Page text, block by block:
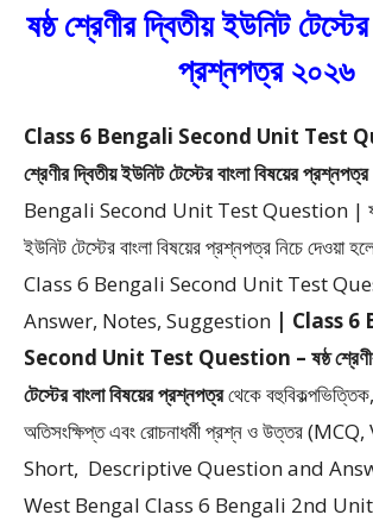
ষষ্ঠ শ্রেণীর দ্বিতীয় ইউনিট টেস্টের
প্রশ্নপত্র ২০২৬
Class 6 Bengali Second Unit Test
শ্রেণীর দ্বিতীয় ইউনিট টেস্টের বাংলা বিষয়ের
Bengali Second Unit Test Question | ষষ্ঠ
ইউনিট টেস্টের বাংলা বিষয়ের প্রশ্নপত্রনিচে দেওয়া
Class 6 Bengali Second Unit Test
Answer, Notes, Suggestion | Class 6
Second Unit Test Question – ষষ্ঠ শ্রেণীর
টেস্টের বাংলা বিষয়ের প্রশ্নপত্রথেকে
অতিসংক্ষিপ্ত এবং রোচনাধর্মী প্রশ্ন ও উত্তর
Short, Descriptive Question and
West Bengal Class 6 Bengali 2nd Unit